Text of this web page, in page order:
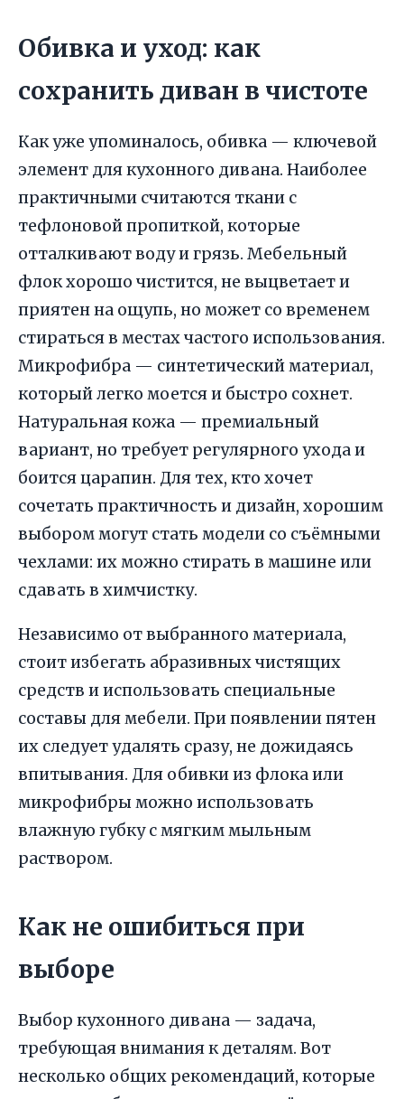
Обивка и уход: как
сохранить диван в чистоте
Как уже упоминалось, обивка — ключевой
элемент для кухонного дивана. Наиболее
практичными считаются ткани с
тефлоновой пропиткой, которые
отталкивают воду и грязь. Мебельный
флок хорошо чистится, не выцветает и
приятен на ощупь, но может со временем
стираться в местах частого использования.
Микрофибра — синтетический материал,
который легко моется и быстро сохнет.
Натуральная кожа — премиальный
вариант, но требует регулярного ухода и
боится царапин. Для тех, кто хочет
сочетать практичность и дизайн, хорошим
выбором могут стать модели со съёмными
чехлами: их можно стирать в машине или
сдавать в химчистку.
Независимо от выбранного материала,
стоит избегать абразивных чистящих
средств и использовать специальные
составы для мебели. При появлении пятен
их следует удалять сразу, не дожидаясь
впитывания. Для обивки из флока или
микрофибры можно использовать
влажную губку с мягким мыльным
раствором.
Как не ошибиться при
выборе
Выбор кухонного дивана — задача,
требующая внимания к деталям. Вот
несколько общих рекомендаций, которые